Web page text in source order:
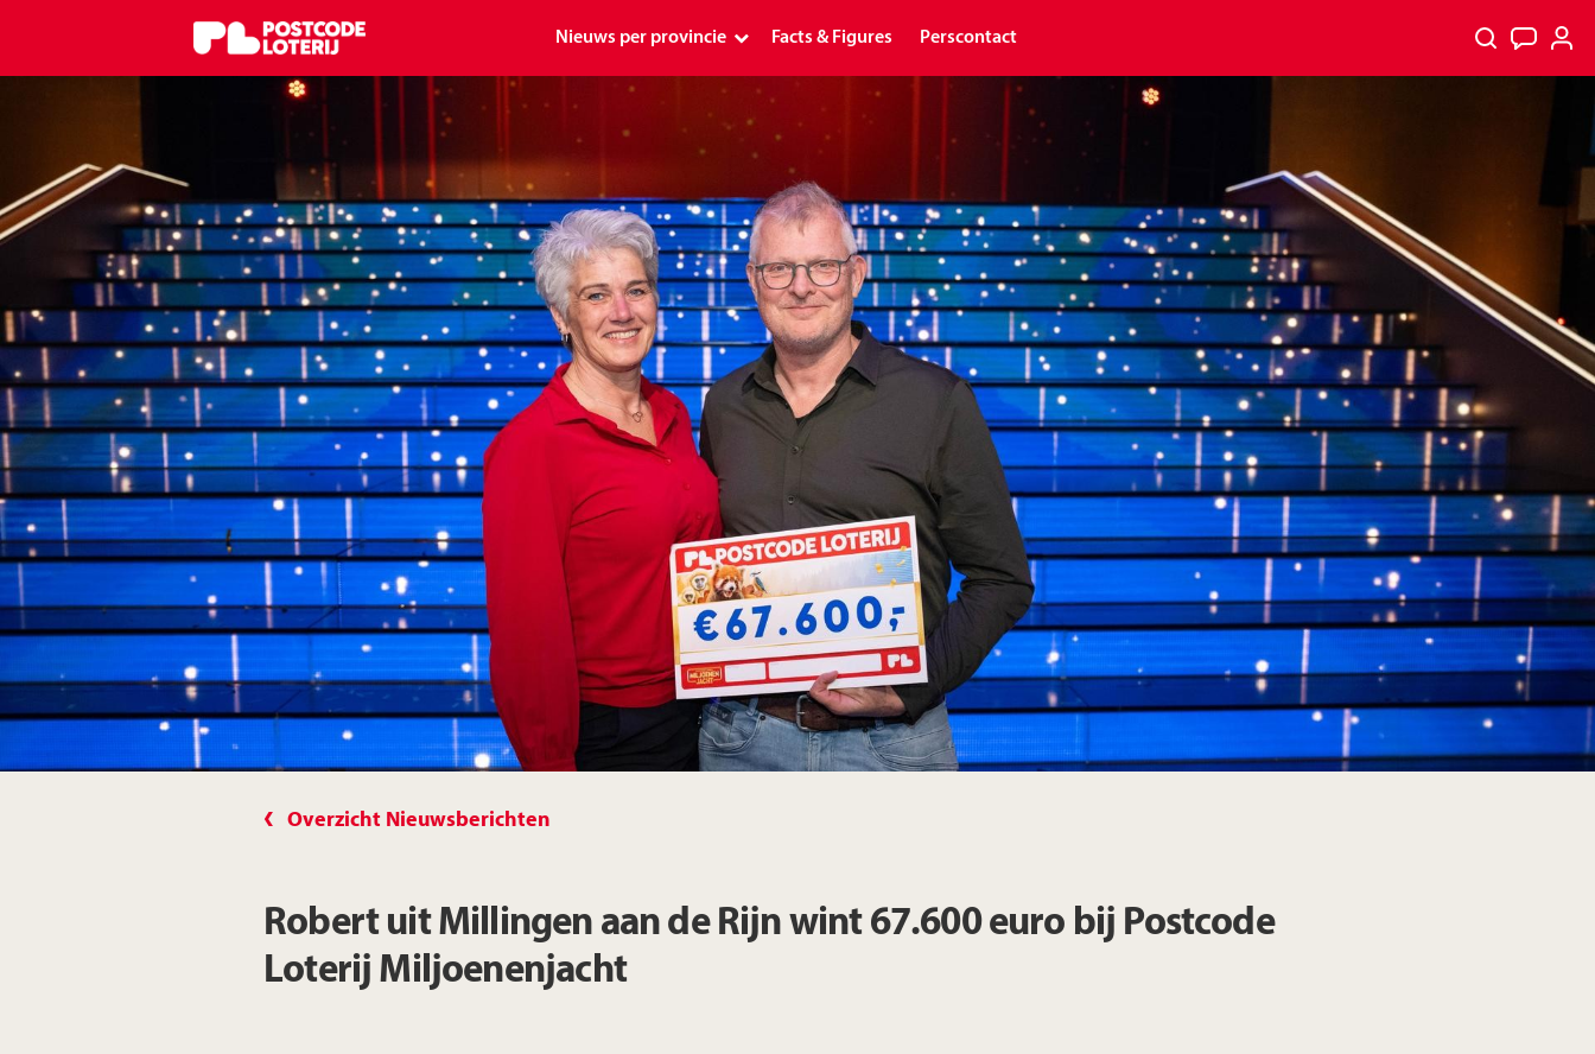
Nieuws per provincie
Drenthe
Flevoland
Friesland
Gelderland
Groningen
Limburg
Noord-Brabant
Noord-Holland
Zeeland
Facts & Figures Perscontact
Overzicht Nieuwsberichten
Robert uit Millingen aan de Rijn wint 67.600 euro bij Postcode
Loterij Miljoenenjacht